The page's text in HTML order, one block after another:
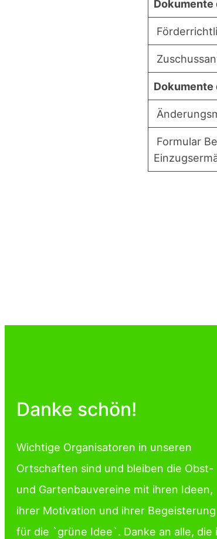
Doku­men­te
Doku­men­te
For­mu­lar
Danke schön!
Wichtige Organisatoren in unseren
Ortschaften sind und bleiben die Obst-
und Gartenbauvereine mit ihren Ideen,
ihrer Motivation und ihrer Begeisterung
für die `grüne Idee`. Danke an alle, die